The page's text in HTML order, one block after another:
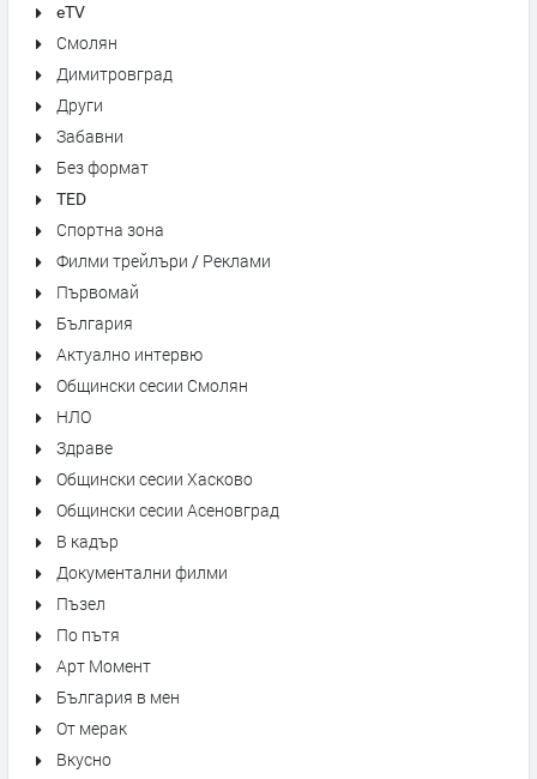
eTV
Смолян
Димитровград
Други
Забавни
Без формат
TED
Спортна зона
Филми трейлъри / Реклами
Първомай
България
Актуално интервю
Общински сесии Смолян
НЛО
Здраве
Общински сесии Хасково
Общински сесии Асеновград
В кадър
Документални филми
Пъзел
По пътя
Арт Момент
България в мен
От мерак
Вкусно